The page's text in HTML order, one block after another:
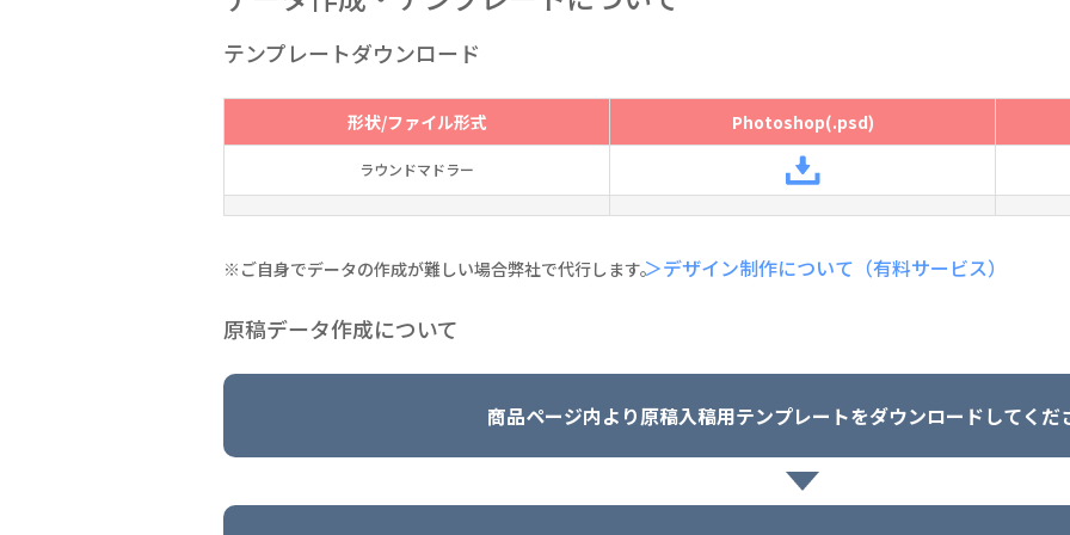
テンプレートダウンロード
形状/ファイル形式 Photoshop(.psd)
ラウンドマドラー
※ご自身でデータの作成が難しい場合弊社で代行します。＞デザイン制作について（有料サービス）
原稿データ作成について
商品ページ内より原稿入稿用テンプレートをダウンロードしてくだ